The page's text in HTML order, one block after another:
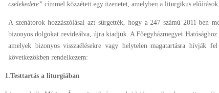
cselekedete”címmel közzétett egy üzenetet, amelyben a liturgikus
A szenátorok hozzászólásai azt sürgették, hogy a 247 számú 2011-ben
bizonyos dolgokat revideálva, újra kiadjuk. A Főegyházmegyei
amelyek bizonyos visszaélésekre vagy helytelen magatartásra hívják
következőkben rendelkezem:
1.Testtartás a liturgiában